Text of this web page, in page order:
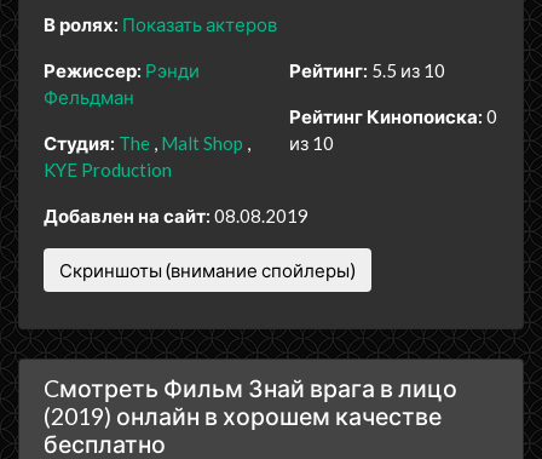
В ролях: Показать актеров
Режиссер: Рэнди
Фельдман
Студия: The Malt Shop
KYE Production
Рейтинг: 5.5 из 10
Рейтинг Кинопоиска: 0
из 10
Добавлен на сайт: 08.08.2019
Скриншоты (внимание спойлеры)
Cмотреть Фильм Знай врага в лицо
(2019) онлайн в хорошем качестве
бесплатно